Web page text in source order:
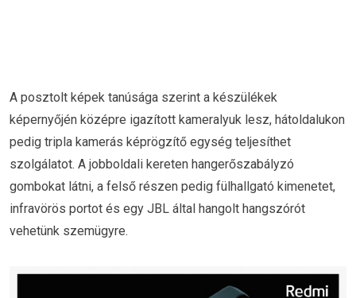
A posztolt képek tanúsága szerint a készülékek
képernyőjén középre igazított kameralyuk lesz, hátoldalukon
pedig tripla kamerás képrögzítő egység teljesíthet
szolgálatot. A jobboldali kereten hangerőszabályzó
gombokat látni, a felső részen pedig fülhallgató kimenetet,
infravörös portot és egy JBL által hangolt hangszórót
vehetünk szemügyre.